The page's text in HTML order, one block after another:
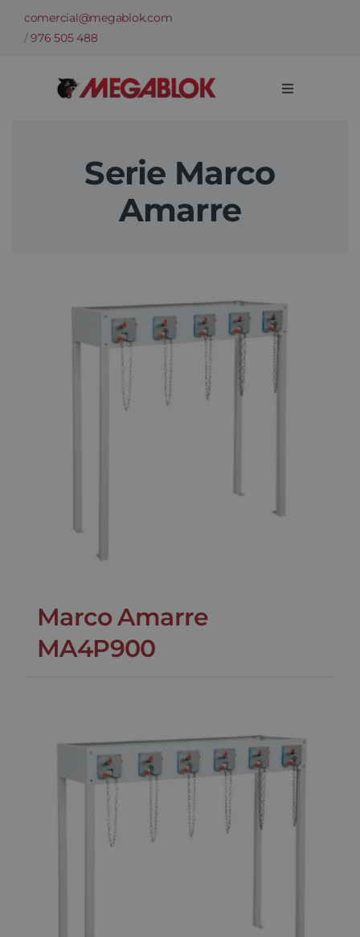
Saltarcomercial@megablok.com
/976 505 488
Toggle
Información técnica
Serie Marco
Amarre
Marco Amarre
MA4P900